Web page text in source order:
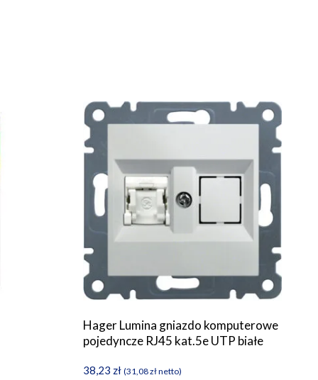
Hager Lumina gniazdo komputerowe
pojedyncze RJ45 kat.5e UTP białe
38,23 zł (31,08złnetto)